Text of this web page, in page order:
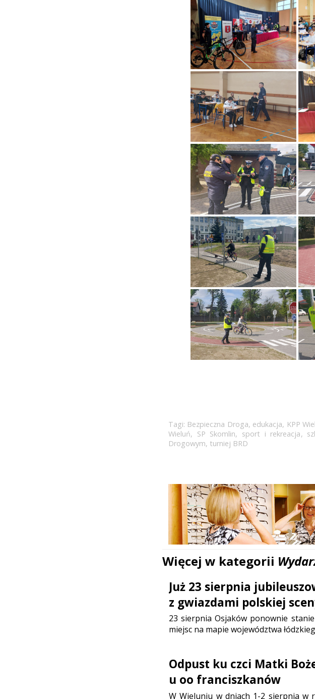
Tagi: Bezpieczna Droga, edukacja, KPP
Wieluń, SP Skomlin, sport i rekreacja,
Drogowym, turniej BRD
Więcej w kategorii
Już 23 sierpnia
z gwiazdami polskiej
23 sierpnia Osjaków ponownie
miejsc na mapie województwa
Odpust ku czci Matki
u oo franciszkanów
W Wieluniu w dniach 1-2 sierpnia w